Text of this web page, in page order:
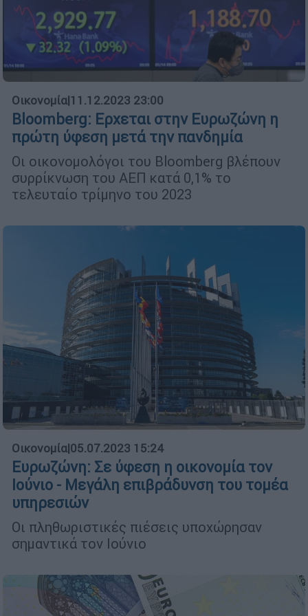
Οικονομία|11.12.2023 23:00
Bloomberg: Ερχεται στην Ευρωζώνη η
πρώτη ύφεση μετά την πανδημία
Οι οικονομολόγοι του Bloomberg βλέπουν
συρρίκνωση του ΑΕΠ κατά 0,1% το
τελευταίο τρίμηνο του 2023
Οικονομία|05.07.2023 15:24
Ευρωζώνη: Σε ύφεση η οικονομία τον
Ιούνιο - Μεγάλη επιβράδυνση του τομέα
υπηρεσιών
Οι πληθωριστικές πιέσεις υποχώρησαν
σημαντικά τον Ιούνιο